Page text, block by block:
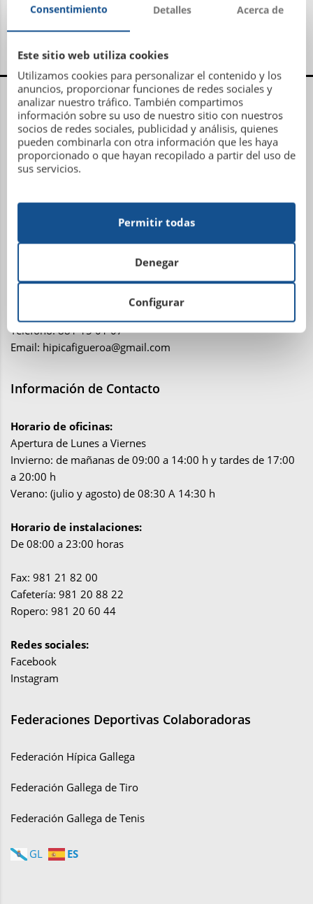
Centro Administrativo, Social y Deportivo
Avenida Metrosidero, S/N
15001 La Coruña
Teléfono: 981 21 81 81
Email:administracion@sdhipicalacoruna.com
Instalaciones ecuestres y equitación Finca de
Figueroa
Lugar Plaza, 7 (Torre Figueroa)
15318 – San Miguel de Figueroa
Teléfono: 881 15 01 07
Email: hipicafigueroa@gmail.com
Información de Contacto
Horario de oficinas:
Apertura de Lunes a Viernes
Invierno: de mañanas de 09:00 a 14:00 h y tardes de 17:00
a 20:00 h
Verano: (julio y agosto) de 08:30 A 14:30 h
Horario de instalaciones:
De 08:00 a 23:00 horas
Fax: 981 21 82 00
Cafetería: 981 20 88 22
Ropero: 981 20 60 44
Redes sociales:
Facebook
Instagram
Federaciones Deportivas Colaboradoras
Federación Hípica Gallega
Federación Gallega de Tiro
Federación Gallega de Tenis
GL ES
Consentimiento Detalles Acerca de
Este sitio web utiliza cookies
Utilizamos cookies para personalizar el contenido y los
anuncios, proporcionar funciones de redes sociales y
analizar nuestro tráfico. También compartimos
información sobre su uso de nuestro sitio con nuestros
socios de redes sociales, publicidad y análisis, quienes
pueden combinarla con otra información que les haya
proporcionado o que hayan recopilado a partir del uso de
sus servicios.
Configurar
Denegar
Permitir todas